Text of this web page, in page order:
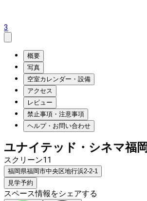
3
概要
写真
空室カレンダー・設備
アクセス
レビュー
禁止事項・注意事項
ヘルプ・お問い合わせ
ユナイテッド・シネマ福
スクリーン11
福岡県福岡市中央区地行浜2-2-1
見学予約
スペース情報をシェアする